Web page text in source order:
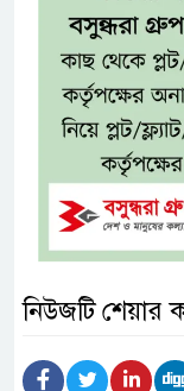
নিউজটি শেয়ার